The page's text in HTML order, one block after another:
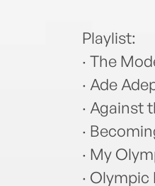
Playlist:
· The
· Ade
· Against
·
· My
· Olympic